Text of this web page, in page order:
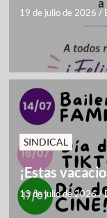
19 de julio de 2026 /
SINDICAL
¡Estas
13 de julio de 2026/